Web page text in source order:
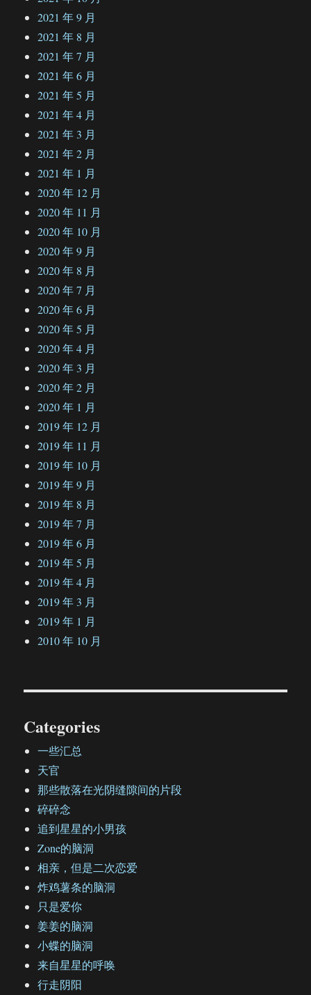
2021 年 9 月
2021 年 8 月
2021 年 7 月
2021 年 6 月
2021 年 5 月
2021 年 4 月
2021 年 3 月
2021 年 2 月
2021 年 1 月
2020 年 12 月
2020 年 11 月
2020 年 10 月
2020 年 9 月
2020 年 8 月
2020 年 7 月
2020 年 6 月
2020 年 5 月
2020 年 4 月
2020 年 3 月
2020 年 2 月
2020 年 1 月
2019 年 12 月
2019 年 11 月
2019 年 10 月
2019 年 9 月
2019 年 8 月
2019 年 7 月
2019 年 6 月
2019 年 5 月
2019 年 4 月
2019 年 3 月
2019 年 1 月
2010 年 10 月
Categories
一些汇总
天官
那些散落在光阴缝隙间的片段
碎碎念
追到星星的小男孩
Zone的脑洞
相亲，但是二次恋爱
炸鸡薯条的脑洞
只是爱你
姜姜的脑洞
小蝶的脑洞
来自星星的呼唤
行走阴阳